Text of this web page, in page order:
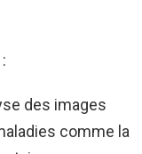
des images
comme la